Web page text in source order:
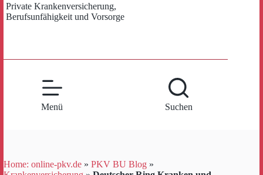
Private Krankenversicherung,
Berufsunfähigkeit und Vorsorge
Menü Suchen
Home: online-pkv.de » PKV BU Blog »